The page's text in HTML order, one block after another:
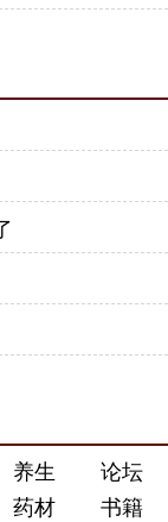
养生
论坛
药材
书籍